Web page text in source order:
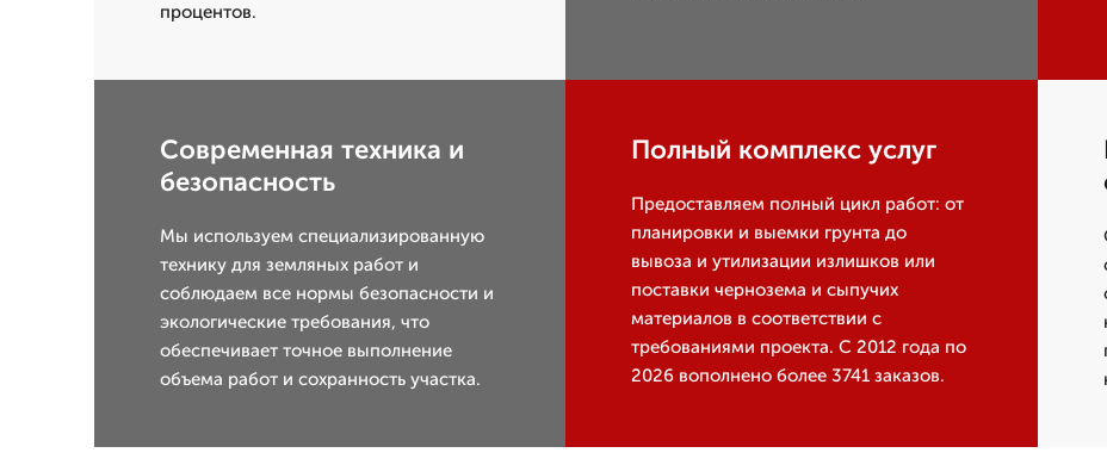
процентов.
Современная техника и
безопасность
Мы используем специализированную
технику для земляных работ и
соблюдаем все нормы безопасности и
экологические требования, что
обеспечивает точное выполнение
объема работ и сохранность участка.
Полный комплекс услуг
Предоставляем полный цикл работ: от
планировки и выемки грунта до
вывоза и утилизации излишков или
поставки чернозема и сыпучих
материалов в соответствии с
требованиями проекта. С 2012 года по
2026 вополнено более 3741 заказов.